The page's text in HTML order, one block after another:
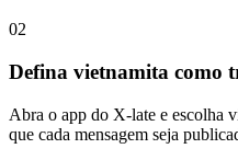
02
Defina vietnamita como
Abra o app do X-late e escolha
que cada mensagem seja